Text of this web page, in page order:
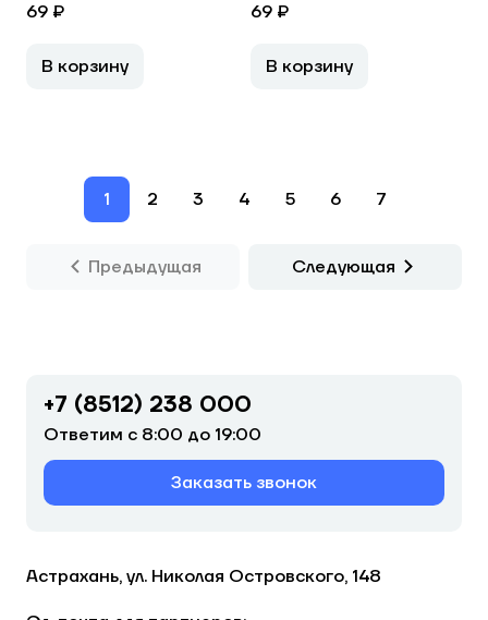
69 ₽
В корзину
69 ₽
В корзину
1 2 3 4 5 6 7
Предыдущая Следующая
+7 (8512) 238 000
Ответим с 8:00 до 19:00
Заказать звонок
Астрахань, ул. Николая Островского, 148